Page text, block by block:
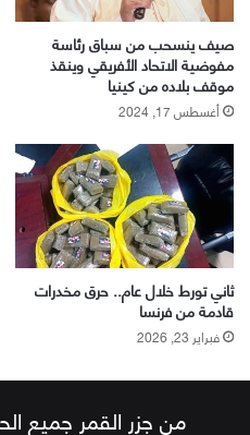
صيف ينسحب من سباق رئاسة
مفوضية الاتحاد الأفريقي وينقذ
موقف بلاده من كينيا
أغسطس 17, 2024
ثاني تورط خلال عام.. حرق مخدرات
قادمة من فرنسا
فبراير 23, 2026
من جزر القمر جميع